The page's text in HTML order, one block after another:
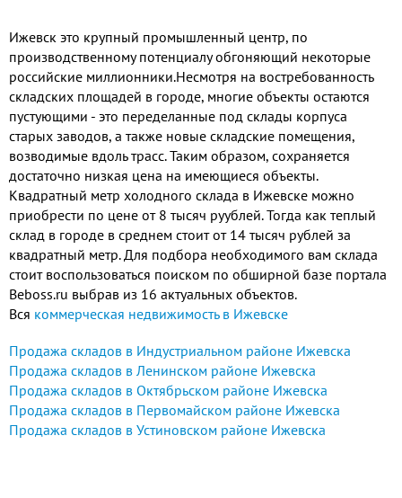
Ижевск это крупный промышленный центр, по
производственному потенциалу обгоняющий некоторые
российские миллионники.Несмотря на востребованность
складских площадей в городе, многие объекты остаются
пустующими - это переделанные под склады корпуса
старых заводов, а также новые складские помещения,
возводимые вдоль трасс. Таким образом, сохраняется
достаточно низкая цена на имеющиеся объекты.
Квадратный метр холодного склада в Ижевске можно
приобрести по цене от 8 тысяч руублей. Тогда как теплый
склад в городе в среднем стоит от 14 тысяч рублей за
квадратный метр. Для подбора необходимого вам склада
стоит воспользоваться поиском по обширной базе портала
Beboss.ru выбрав из 16 актуальных объектов.
Вся коммерческая недвижимость в Ижевске
Продажа складов в Индустриальном районе Ижевска
Продажа складов в Ленинском районе Ижевска
Продажа складов в Октябрьском районе Ижевска
Продажа складов в Первомайском районе Ижевска
Продажа складов в Устиновском районе Ижевска